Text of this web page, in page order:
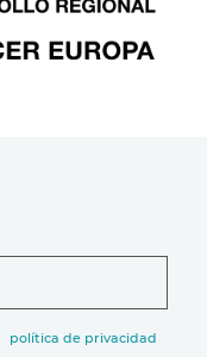
política de privacidad